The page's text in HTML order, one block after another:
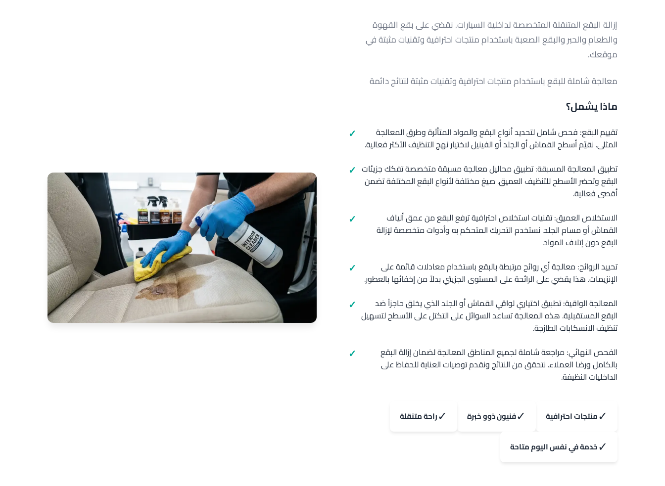
إزالة البقع المتنقلة المتخصصة لداخلية السيارات. نقضي على بقع القهوة
والطعام والحبر والبقع الصعبة باستخدام منتجات احترافية وتقنيات مثبتة في
موقعك.
معالجة شاملة للبقع باستخدام منتجات احترافية وتقنيات مثبتة لنتائج دائمة
ماذا يشمل؟
تقييم البقع: فحص شامل لتحديد أنواع البقع والمواد المتأثرة وطرق المعالجة
المثلى. نقيّم أسطح القماش أو الجلد أو الفينيل لاختيار نهج التنظيف الأكثر فعالية.
تطبيق المعالجة المسبقة: تطبيق محاليل معالجة مسبقة متخصصة تفكك جزيئات
البقع وتحضر الأسطح للتنظيف العميق. صيغ مختلفة لأنواع البقع المختلفة تضمن
أقصى فعالية.
الاستخلاص العميق: تقنيات استخلاص احترافية ترفع البقع من عمق ألياف
القماش أو مسام الجلد. نستخدم التحريك المتحكم به وأدوات متخصصة لإزالة
البقع دون إتلاف المواد.
تحييد الروائح: معالجة أي روائح مرتبطة بالبقع باستخدام معادلات قائمة على
الإنزيمات. هذا يقضي على الرائحة على المستوى الجزيئي بدلاً من إخفائها بالعطور.
المعالجة الواقية: تطبيق اختياري لواقي القماش أو الجلد الذي يخلق حاجزاً ضد
البقع المستقبلية. هذه المعالجة تساعد السوائل على التكتل على الأسطح لتسهيل
تنظيف الانسكابات الطازجة.
الفحص النهائي: مراجعة شاملة لجميع المناطق المعالجة لضمان إزالة البقع
بالكامل ورضا العملاء. نتحقق من النتائج ونقدم توصيات العناية للحفاظ على
الداخليات النظيفة.
✓منتجات احترافية ✓فنيون ذوو خبرة ✓راحة متنقلة
✓خدمة في نفس اليوم متاحة